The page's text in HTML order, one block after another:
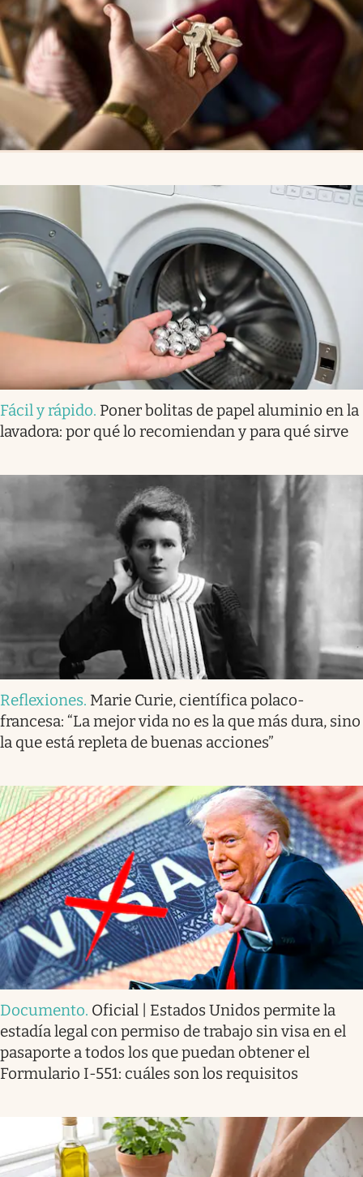
Fácil y rápido. Poner bolitas de papel aluminio en la
lavadora: por qué lo recomiendan y para qué sirve
Reflexiones. Marie Curie, científica polaco-
francesa: “La mejor vida no es la que más dura, sino
la que está repleta de buenas acciones”
Documento. Oficial | Estados Unidos permite la
estadía legal con permiso de trabajo sin visa en el
pasaporte a todos los que puedan obtener el
Formulario I-551: cuáles son los requisitos